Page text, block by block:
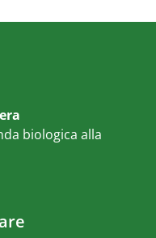
biologica alla